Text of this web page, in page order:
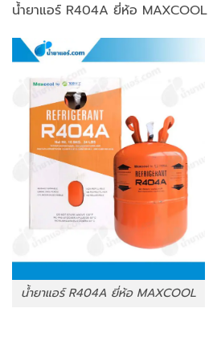
น้ำยาแอร์ R404A ยี่ห้อ MAXCOOL
น้ำยาแอร์ R404A ยี่ห้อ MAXCOOL